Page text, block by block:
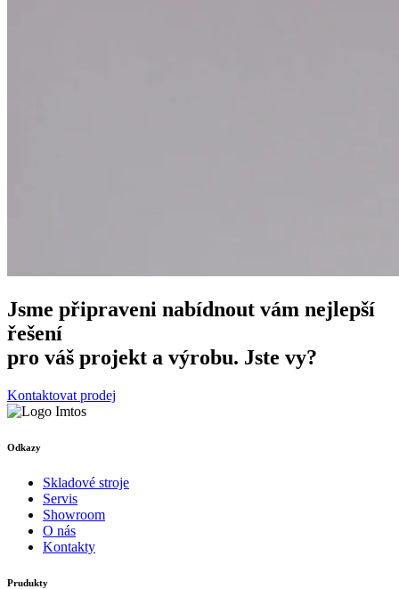
Jsme připraveni nabídnout vám nejlepší
řešení
pro váš projekt a výrobu. Jste vy?
Kontaktovat prodej
Odkazy
Skladové stroje
Servis
Showroom
O nás
Kontakty
Prudukty